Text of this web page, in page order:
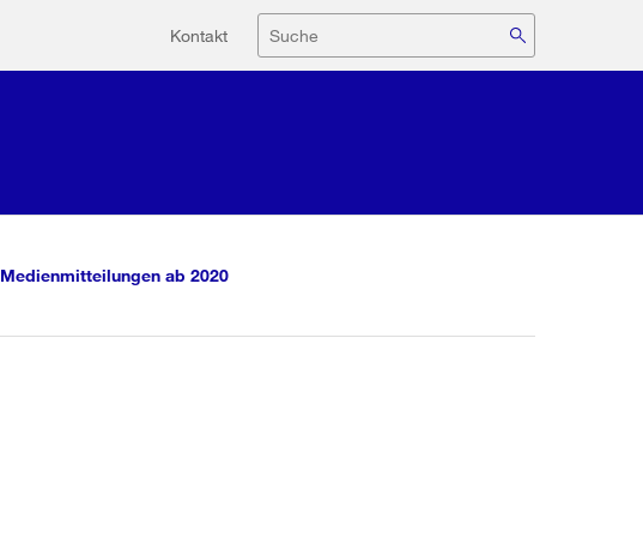
Hilfsnavigation
Kontakt Suche
Medienmitteilungen ab 2020